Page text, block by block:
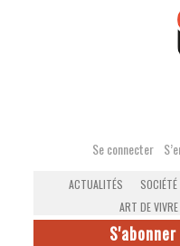
Se connecter
ACTUALITÉS SOCIÉTÉ
ART DE VIVRE